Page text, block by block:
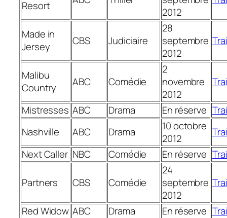
Resort
2012
Made in
Jersey
CBS Judiciaire
28
septembre
2012
Malibu
Country
ABC Comédie
2
novembre
2012
Mistresses ABC Drama En réserve
Nashville
ABC Drama
10 octobre
2012
Next Caller NBC Comédie En réserve
Partners CBS Comédie
24
septembre
2012
Red Widow ABC Drama En réserve